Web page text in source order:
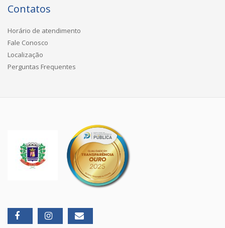
Contatos
Horário de atendimento
Fale Conosco
Localização
Perguntas Frequentes